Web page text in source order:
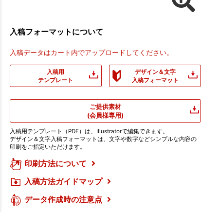
入稿フォーマットについて
入稿データはカート内でアップロードしてください。
入稿用
テンプレート
デザイン＆文字
入稿フォーマット
ご提供素材
(会員様専用)
入稿用テンプレート（PDF）は、Illustratorで編集できます。
デザイン＆文字入稿フォーマットは、文字や数字などシンプルな内容の
印刷をご指定いただけます。
印刷方法について
入稿方法ガイドマップ
データ作成時の注意点